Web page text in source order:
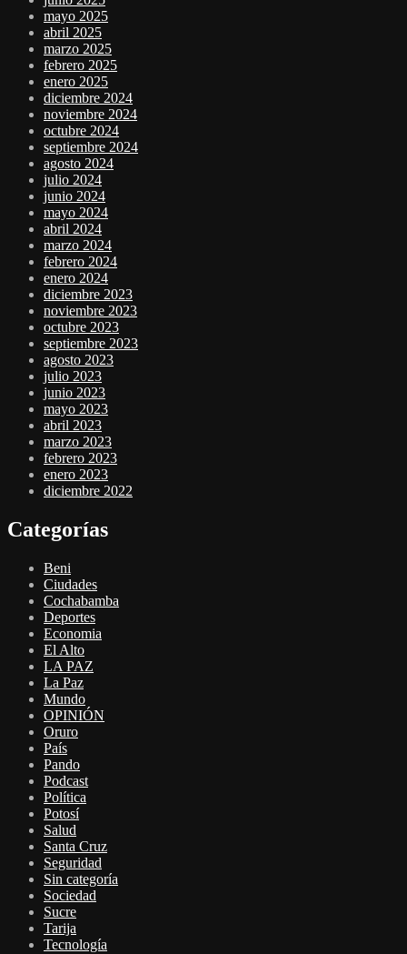
mayo 2025
abril 2025
marzo 2025
febrero 2025
enero 2025
diciembre 2024
noviembre 2024
octubre 2024
septiembre 2024
agosto 2024
julio 2024
junio 2024
mayo 2024
abril 2024
marzo 2024
febrero 2024
enero 2024
diciembre 2023
noviembre 2023
octubre 2023
septiembre 2023
agosto 2023
julio 2023
junio 2023
mayo 2023
abril 2023
marzo 2023
febrero 2023
enero 2023
diciembre 2022
Categorías
Beni
Ciudades
Cochabamba
Deportes
Economia
El Alto
LA PAZ
La Paz
Mundo
OPINIÓN
Oruro
País
Pando
Podcast
Política
Potosí
Salud
Santa Cruz
Seguridad
Sin categoría
Sociedad
Sucre
Tarija
Tecnología